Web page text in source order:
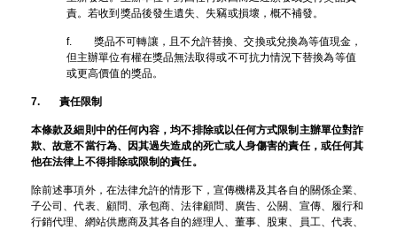
責。若收到獎品後發生遺失、失竊或損壞，概不補發。
f. 獎品不可轉讓，且不允許替換、交換或兌換為等值現金，
但主辦單位有權在獎品無法取得或不可抗力情況下替換為等值
或更高價值的獎品。
7. 責任限制
本條款及細則中的任何內容，均不排除或以任何方式限制主辦單位對詐
欺、故意不當行為、因其過失造成的死亡或人身傷害的責任，或任何其
他在法律上不得排除或限制的責任。
除前述事項外，在法律允許的情形下，宣傳機構及其各自的關係企業、
子公司、代表、顧問、承包商、法律顧問、廣告、公關、宣傳、履行和
行銷代理、網站供應商及其各自的經理人、董事、股東、員工、代表、